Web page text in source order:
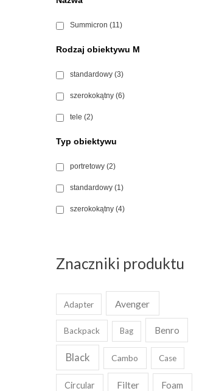
Summicron (11)
Rodzaj obiektywu M
standardowy (3)
szerokokątny (6)
tele (2)
Typ obiektywu
portretowy (2)
standardowy (1)
szerokokątny (4)
Znaczniki produktu
Adapter Avenger
Backpack Bag Benro
Black Cambo Case
Circular Filter Foam